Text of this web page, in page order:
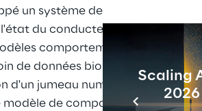
Scaling
2026
un système de
du conducteur basé sur
comportementaux
de données biométriques)
d'un jumeau numérique du
modèle de comportement